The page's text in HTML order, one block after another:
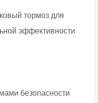
тормоз для
эффективности
безопасности